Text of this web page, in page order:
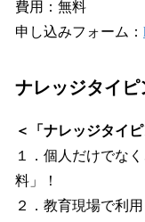
費用：無料
申し込みフォーム：
ナレッジタイピ
＜「ナレッジタイ
１．個人だけでな
料」！
２．教育現場で利